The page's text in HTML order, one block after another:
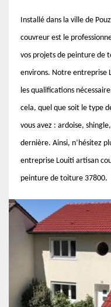
Installé dans la ville de
couvreur est le
vos projets de peinture de
environs. Notre entreprise
les qualifications
cela, quel que soit le type
vous avez : ardoise,
dernière. Ainsi, n’hésitez
entreprise Louiti artisan
peinture de toiture 37800.